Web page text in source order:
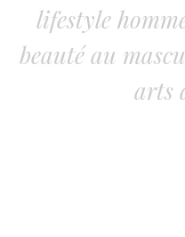
lifestyle
beauté au
arts